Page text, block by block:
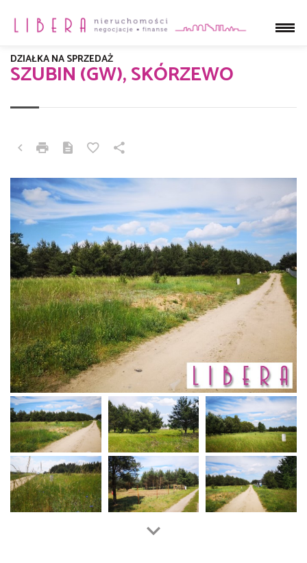
SZUBIN (GW), SKÓRZEWO
DZIAŁKA NA SPRZEDAŻ